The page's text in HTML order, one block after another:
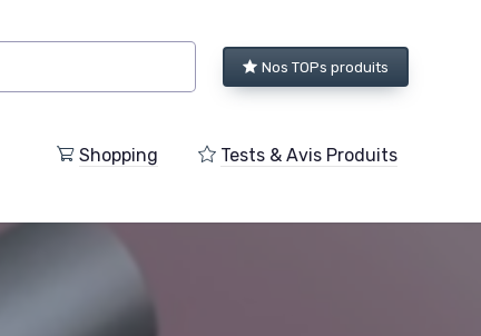
Nos TOPs produits
Shopping Tests & Avis Produits